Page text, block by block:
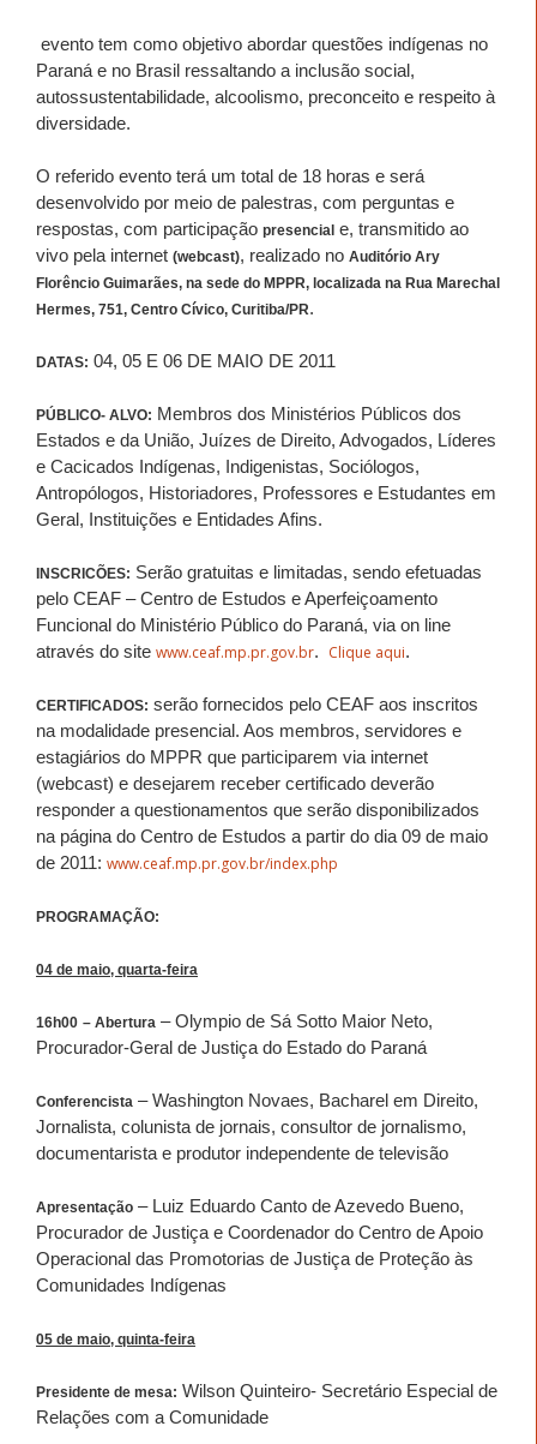
evento tem como objetivo abordar questões indígenas no
Paraná e no Brasil ressaltando a inclusão social,
autossustentabilidade, alcoolismo, preconceito e respeito à
diversidade.
O referido evento terá um total de 18 horas e será
desenvolvido por meio de palestras, com perguntas e
respostas, com participação presencial e, transmitido ao
vivo pela internet (webcast), realizado no Auditório Ary
Florêncio Guimarães, na sede do MPPR, localizada na Rua Marechal
Hermes, 751, Centro Cívico, Curitiba/PR.
DATAS: 04, 05 E 06 DE MAIO DE 2011
PÚBLICO- ALVO: Membros dos Ministérios Públicos dos
Estados e da União, Juízes de Direito, Advogados, Líderes
e Cacicados Indígenas, Indigenistas, Sociólogos,
Antropólogos, Historiadores, Professores e Estudantes em
Geral, Instituições e Entidades Afins.
INSCRICÕES: Serão gratuitas e limitadas, sendo efetuadas
pelo CEAF – Centro de Estudos e Aperfeiçoamento
Funcional do Ministério Público do Paraná, via on line
através do site www.ceaf.mp.pr.gov.br. Clique aqui.
CERTIFICADOS: serão fornecidos pelo CEAF aos inscritos
na modalidade presencial. Aos membros, servidores e
estagiários do MPPR que participarem via internet
(webcast) e desejarem receber certificado deverão
responder a questionamentos que serão disponibilizados
na página do Centro de Estudos a partir do dia 09 de maio
de 2011: www.ceaf.mp.pr.gov.br/index.php
PROGRAMAÇÃO:
04 de maio, quarta-feira
16h00 – Abertura – Olympio de Sá Sotto Maior Neto,
Procurador-Geral de Justiça do Estado do Paraná
Conferencista – Washington Novaes, Bacharel em Direito,
Jornalista, colunista de jornais, consultor de jornalismo,
documentarista e produtor independente de televisão
Apresentação – Luiz Eduardo Canto de Azevedo Bueno,
Procurador de Justiça e Coordenador do Centro de Apoio
Operacional das Promotorias de Justiça de Proteção às
Comunidades Indígenas
05 de maio, quinta-feira
Presidente de mesa: Wilson Quinteiro- Secretário Especial de
Relações com a Comunidade